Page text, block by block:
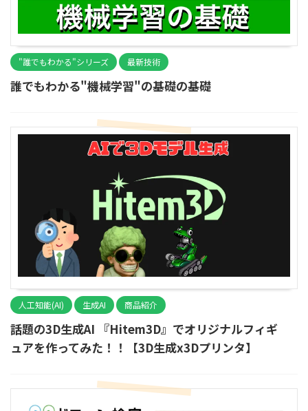
"誰でもわかる"シリーズ 最新技術
誰でもわかる"機械学習"の基礎の基礎
人工知能(AI) 生成AI 商品紹介
話題の3D生成AI 『Hitem3D』でオリジナルフィギ
ュアを作ってみた！！【3D生成x3Dプリンタ】